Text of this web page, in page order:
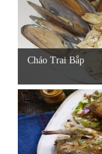
Cháo Trai Bắp